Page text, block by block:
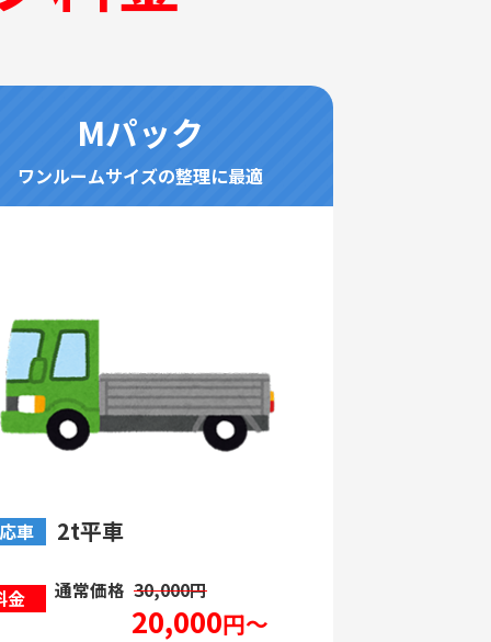
Mパック
ワンルームサイズの整理に最適
車 2t平車
金 通常価格 30,000円
20,000円～